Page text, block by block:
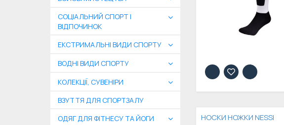
СОЦІАЛЬНИЙ СПОРТ І
ВІДПОЧИНОК
ЕКСТРИМАЛЬНІ ВИДИ СПОРТУ
ВОДНІ ВИДИ СПОРТУ
КОЛЕКЦІЇ, СУВЕНІРИ
ВЗУТТЯ ДЛЯ СПОРТЗАЛУ
ОДЯГ ДЛЯ ФІТНЕСУ ТА ЙОГИ
НОСКИ НОЖКИ NESSI